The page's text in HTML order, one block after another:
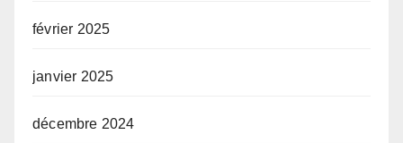
février 2025
janvier 2025
décembre 2024